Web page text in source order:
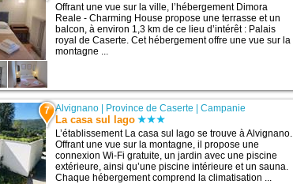
Offrant une vue sur la ville, l’hébergement Dimora
Reale - Charming House propose une terrasse et un
balcon, à environ 1,3 km de ce lieu d’intérêt : Palais
royal de Caserte. Cet hébergement offre une vue sur la
montagne ...
7 Alvignano | Province de Caserte |Campanie
La casa sul lago
L’établissement La casa sul lago se trouve à Alvignano.
Offrant une vue sur la montagne, il propose une
connexion Wi-Fi gratuite, un jardin avec une piscine
extérieure, ainsi qu’une piscine intérieure et un sauna.
Chaque hébergement comprend la climatisation ...